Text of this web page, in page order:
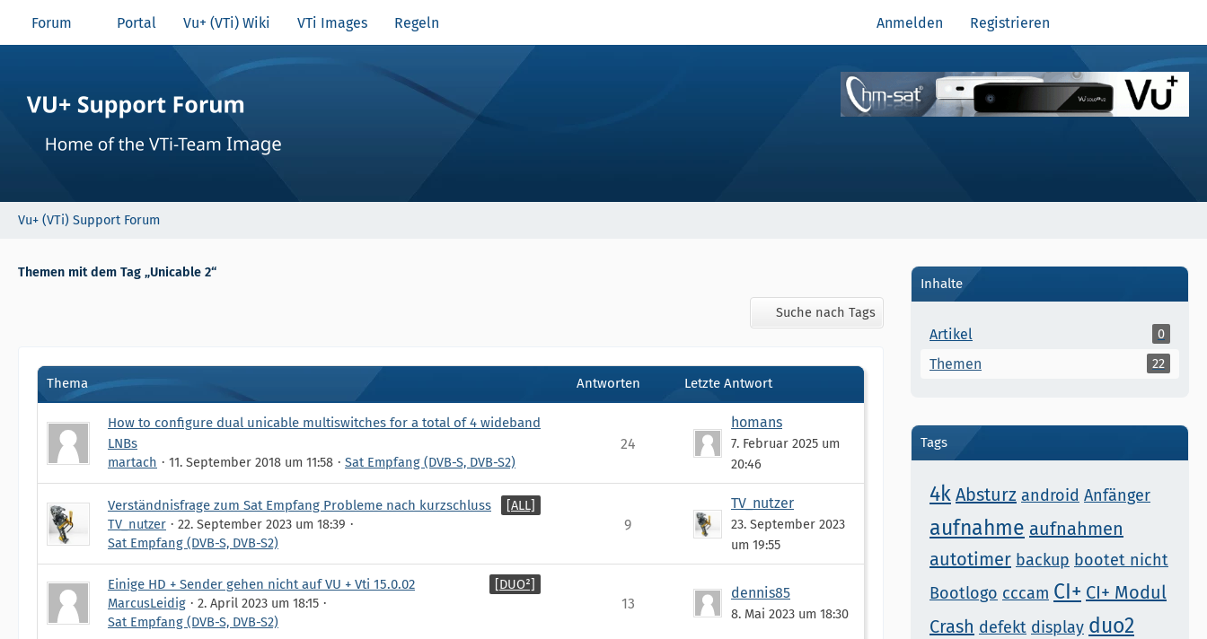
Forum Portal Vu+ (VTi) Wiki VTi Images Regeln Anmelden Registrieren
Vu+ (VTi) Support Forum
Themen mit dem Tag „Unicable 2“
Suche nach Tags
Thema Antworten Letzte Antwort
How to configure dual unicable multiswitches for a total of 4 wideband
LNBs
martach
11. September 2018 um 11:58 Sat Empfang (DVB-S, DVB-S2)
24
homans
7. Februar 2025 um
20:46
[ALL]
Verständnisfrage zum Sat Empfang Probleme nach kurzschluss
TV_nutzer
22. September 2023 um 18:39
Sat Empfang (DVB-S, DVB-S2)
9
TV_nutzer
23. September 2023
um 19:55
[DUO²]
Einige HD + Sender gehen nicht auf VU + Vti 15.0.02
MarcusLeidig
2. April 2023 um 18:15
Sat Empfang (DVB-S, DVB-S2)
13
dennis85
8. Mai 2023 um 18:30
Inhalte
Artikel 0
Themen 22
Tags
4k Absturz android Anfänger
aufnahme aufnahmen
autotimer backup bootet nicht
Bootlogo cccam CI+ CI+ Modul
Crash defekt display duo2